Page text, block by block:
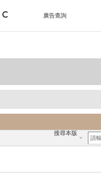
廣告查詢
搜尋本版